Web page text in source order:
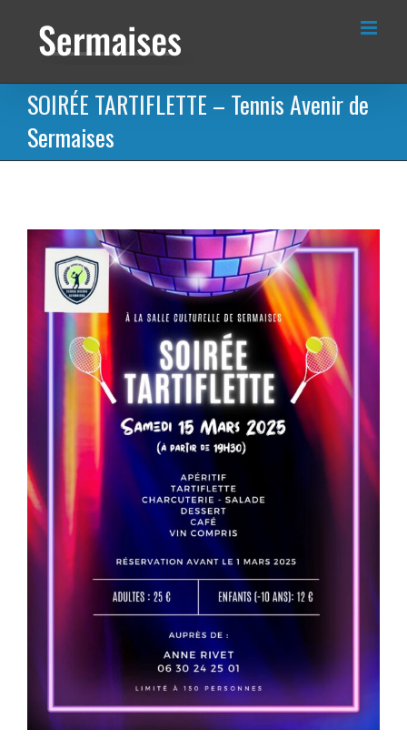
contenu
SOIRÉE TARTIFLETTE – Tennis Avenir de
Sermaises